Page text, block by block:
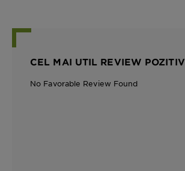
CEL MAI UTIL REVIEW POZITIV
No Favorable Review Found